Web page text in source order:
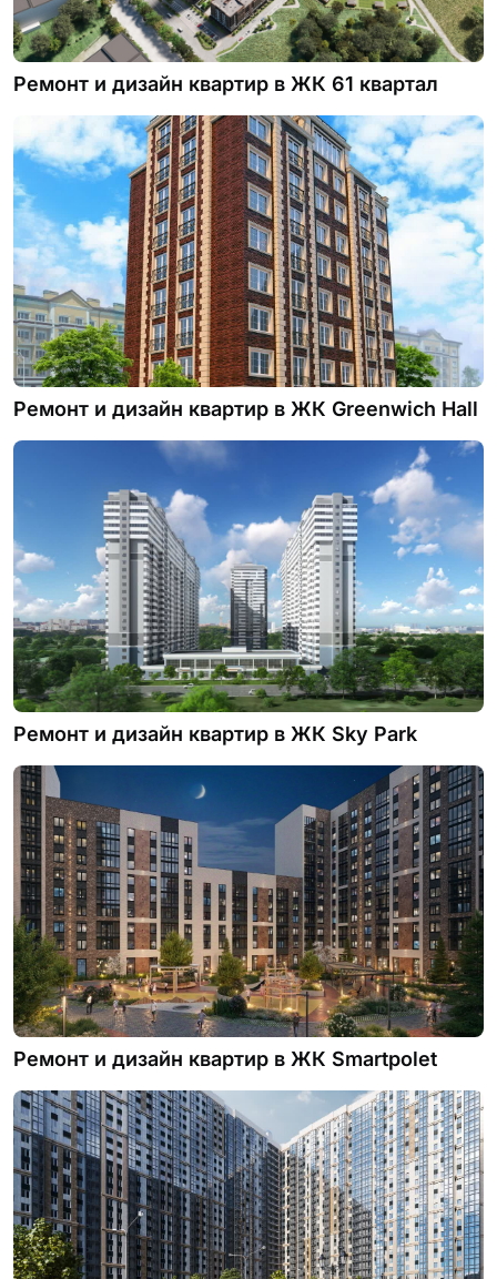
Ремонт и дизайн квартир в ЖК 61 квартал
Ремонт и дизайн квартир в ЖК Greenwich Нall
Ремонт и дизайн квартир в ЖК Sky Park
Ремонт и дизайн квартир в ЖК Smartpolet